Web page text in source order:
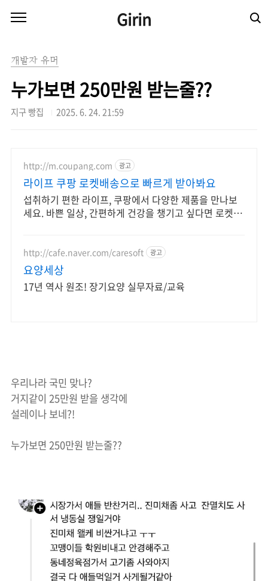
Girin
개발자 유머
누가보면 250만원 받는줄??
지구 빵집 2025. 6. 24. 21:59
http://m.coupang.com 광고
라이프 쿠팡 로켓배송으로 빠르게 받아봐요
섭취하기 편한 라이프, 쿠팡에서 다양한 제품을 만나보
세요. 바쁜 일상, 간편하게 건강을 챙기고 싶다면 로켓배
http://cafe.naver.com/caresoft 광고
요양세상
17년 역사 원조! 장기요양 실무자료/교육
우리나라 국민 맞나?
거지같이 25만원 받을 생각에
설레이나 보네?!
누가보면 250만원 받는줄??